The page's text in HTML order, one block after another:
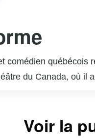
comédien
du Canada, où
de personnages
Voir la